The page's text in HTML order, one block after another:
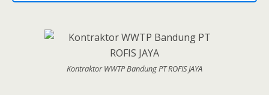
Kontraktor WWTP Bandung PT ROFIS JAYA